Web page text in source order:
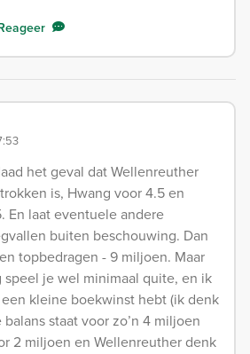
het geval dat Wellenreuther
is, Hwang voor 4.5 en
En laat eventuele andere
buiten beschouwing. Dan
topbedragen - 9 miljoen. Maar
je wel minimaal quite, en ik
kleine boekwinst hebt (ik denk
staat voor zo’n 4 miljoen
2 miljoen en Wellenreuther denk